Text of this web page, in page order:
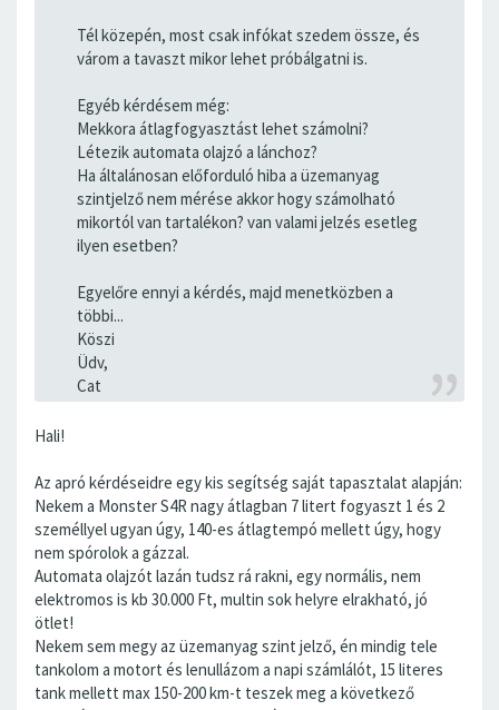
Tél közepén, most csak infókat szedem össze, és
várom a tavaszt mikor lehet próbálgatni is.
Egyéb kérdésem még:
Mekkora átlagfogyasztást lehet számolni?
Létezik automata olajzó a lánchoz?
Ha általánosan előforduló hiba a üzemanyag
szintjelző nem mérése akkor hogy számolható
mikortól van tartalékon? van valami jelzés esetleg
ilyen esetben?
Egyelőre ennyi a kérdés, majd menetközben a
többi...
Köszi
Üdv,
Cat
Hali!
Az apró kérdéseidre egy kis segítség saját tapasztalat alapján:
Nekem a Monster S4R nagy átlagban 7 litert fogyaszt 1 és 2
személlyel ugyan úgy, 140-es átlagtempó mellett úgy, hogy
nem spórolok a gázzal.
Automata olajzót lazán tudsz rá rakni, egy normális, nem
elektromos is kb 30.000 Ft, multin sok helyre elrakható, jó
ötlet!
Nekem sem megy az üzemanyag szint jelző, én mindig tele
tankolom a motort és lenullázom a napi számlálót, 15 literes
tank mellett max 150-200 km-t teszek meg a következő